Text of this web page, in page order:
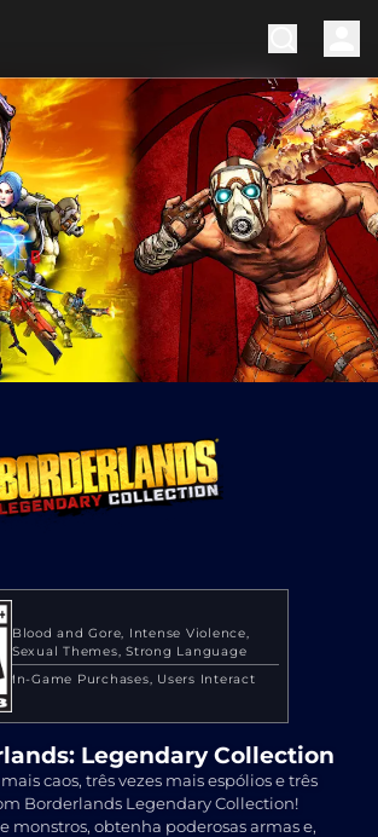
Blood and Gore Intense Violence
Sexual Themes Strong Language
In-Game Purchases
Users Interact
Legendary Collection
caos, três vezes mais espólios e três
Borderlands Legendary Collection!
monstros, obtenha poderosas armas e,